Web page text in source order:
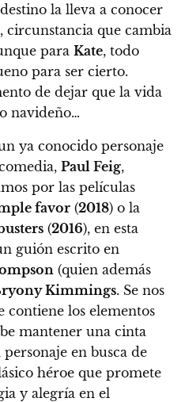
la lleva a conocer
circunstancia que cambia
para Kate, todo
para ser cierto.
de dejar que la vida
navideño…
ya conocido personaje
Paul Feig,
por las películas
favor (2018) o la
(2016), en esta
guión escrito en
(quien además
Kimmings. Se nos
contiene los elementos
mantener una cinta
en busca de
héroe que promete
y alegría en el